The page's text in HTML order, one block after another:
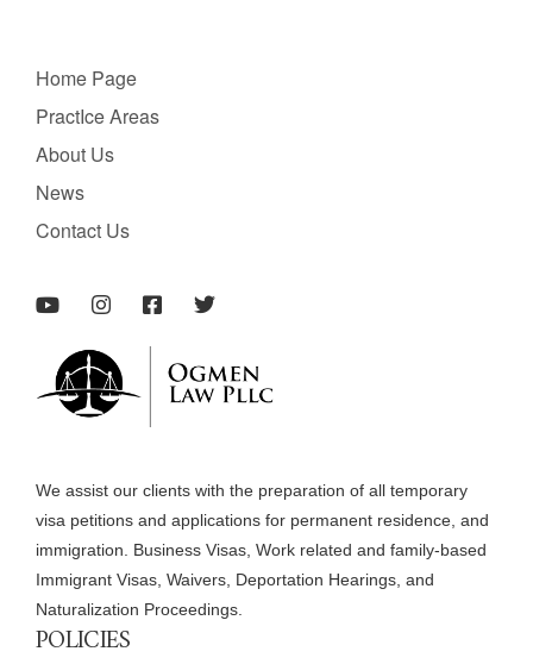
Home Page
PractIce Areas
About Us
News
Contact Us
We assist our clients with the preparation of all temporary
visa petitions and applications for permanent residence, and
immigration. Business Visas, Work related and family-based
Immigrant Visas, Waivers, Deportation Hearings, and
Naturalization Proceedings.
POLICIES